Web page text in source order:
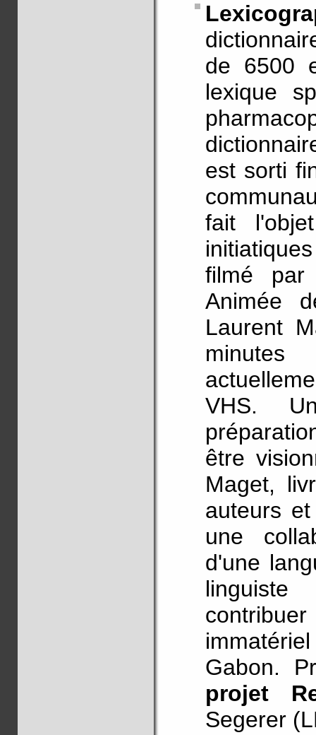
de 6500
lexique
est sorti
fait
filmé
Animée
Laurent
VHS.
être
Maget,
auteurs
une
d'une
Gabon.
projet
Segerer